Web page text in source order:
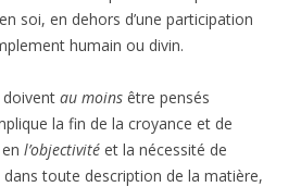
soi, en dehors d’une participation
humain ou divin.
au moins être pensés
la fin de la croyance et de
l’objectivité et la nécessité de
toute description de la matière,